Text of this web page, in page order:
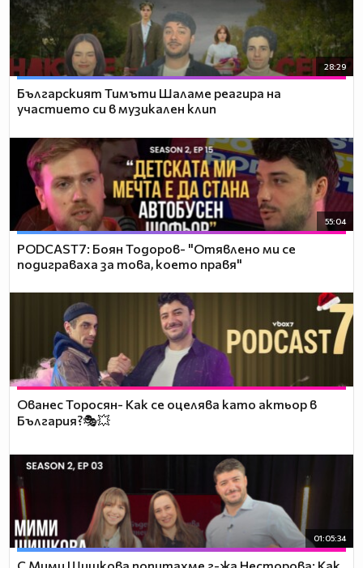
28:29
Българският Тимъти Шаламе реагира на
участието си в музикален клип
55:04
PODCAST7: ‪Боян Тодоров- "Отявлено ми се
подиграваха за това, което правя"
Ованес Торосян- Как се оцелява като актьор в
България?🎭💥
01:05:34